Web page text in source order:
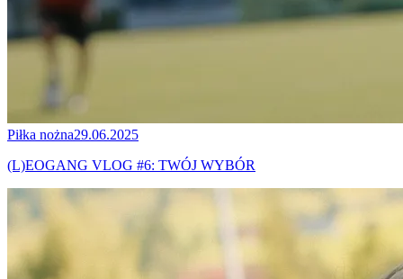
Piłka nożna29.06.2025
(L)EOGANG VLOG #6: TWÓJ WYBÓR